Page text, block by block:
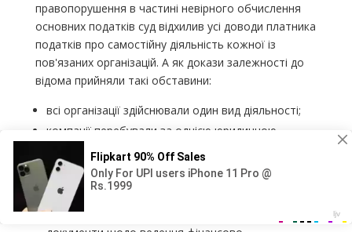
правопорушення в частині невірного обчислення
основних податків суд відхилив усі доводи платника
податків про самостійну діяльність кожної із
пов'язаних організацій. А як докази залежності до
відома прийняли такі обставини:
всі організації здійснювали один вид діяльності;
компанії перебували за однією юридичною
адресою, а своєї діяльності використовували одні
й самі приміщення, матеріально-технічну базу і
кадровий персонал;
спільно зберігали бухгалтерські документи та